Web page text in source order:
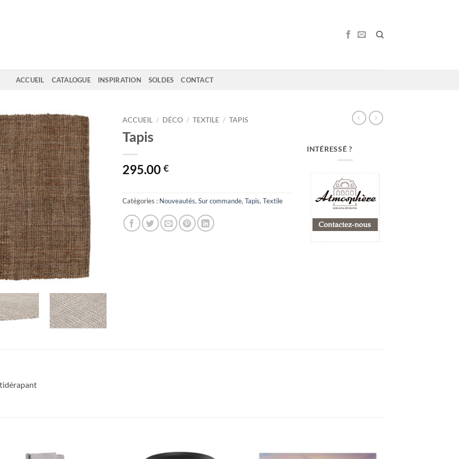
ACCUEIL CATALOGUE INSPIRATION SOLDES CONTACT
ACCUEIL / DÉCO / TEXTILE / TAPIS
Tapis
295.00 €
Catégories : Nouveautés, Sur commande, Tapis, Textile
INTÉRESSÉ ?